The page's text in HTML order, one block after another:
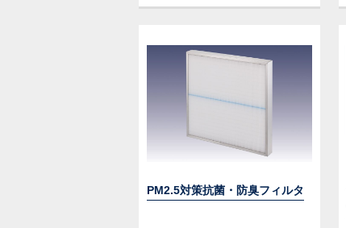
PM2.5対策抗菌・防臭フィルタ